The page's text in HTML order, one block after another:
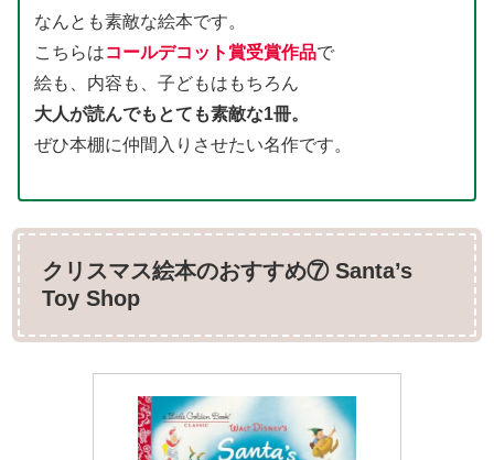
なんとも素敵な絵本です。
こちらはコールデコット賞受賞作品で
絵も、内容も、子どもはもちろん
大人が読んでもとても素敵な1冊。
ぜひ本棚に仲間入りさせたい名作です。
クリスマス絵本のおすすめ⑦ Santa’s
Toy Shop